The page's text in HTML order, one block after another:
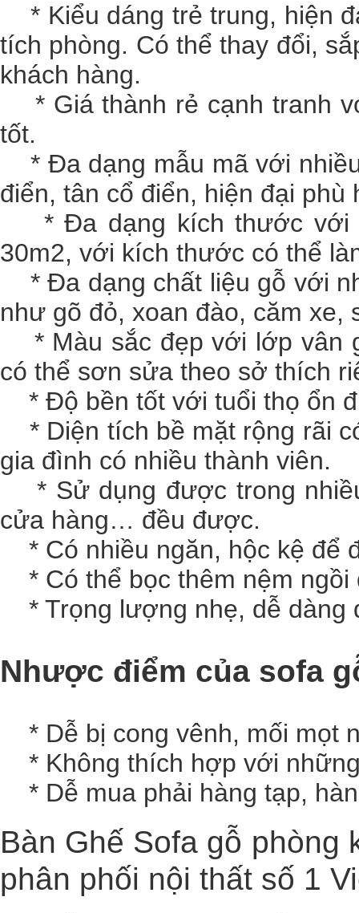
* Kiểu dáng trẻ trung, hiện
tích phòng. Có thể thay đổi,
khách hàng.
* Giá thành rẻ cạnh tranh
tốt.
* Đa dạng mẫu mã với
điển, tân cổ điển, hiện đại
* Đa dạng kích thước với
30m2, với kích thước có thể
* Đa dạng chất liệu gỗ với
như gõ đỏ, xoan đào, căm
* Màu sắc đẹp với lớp vân
có thể sơn sửa theo sở thích
* Độ bền tốt với tuổi thọ ổn
* Diện tích bề mặt rộng rãi
gia đình có nhiều thành viên.
* Sử dụng được trong
cửa hàng… đều được.
* Có nhiều ngăn, hộc kệ để
* Có thể bọc thêm nệm ngồi
* Trọng lượng nhẹ, dễ dàng
Nhược điểm của sofa
* Dễ bị cong vênh, mối mọt
* Không thích hợp với những
* Dễ mua phải hàng tạp,
Bàn Ghế Sofa gỗ phòng
phân phối nội thất số 1